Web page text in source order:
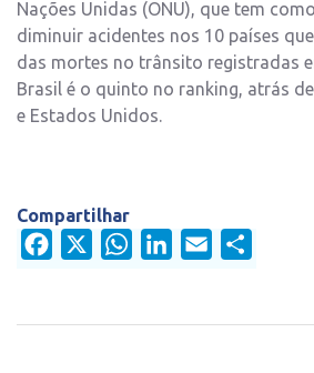
Nações Unidas (ONU), que tem
diminuir acidentes nos 10 países
das mortes no trânsito registradas
Brasil é o quinto no ranking, atrás
e Estados Unidos.
Compartilhar
Facebook
WhatsAppLinkedIn
Email